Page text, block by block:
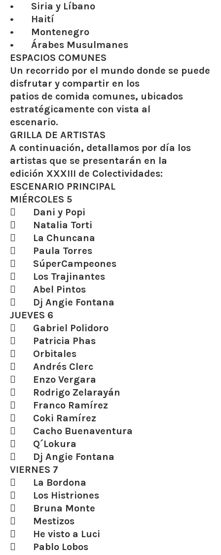
• Siria y Líbano
• Haití
• Montenegro
• Árabes Musulmanes
ESPACIOS COMUNES
Un recorrido por el mundo donde se puede
disfrutar y compartir en los
patios de comida comunes, ubicados
estratégicamente con vista al
escenario.
GRILLA DE ARTISTAS
A continuación, detallamos por día los
artistas que se presentarán en la
edición XXXIII de Colectividades:
ESCENARIO PRINCIPAL
MIÉRCOLES 5
 Dani y Popi
 Natalia Torti
 La Chuncana
 Paula Torres
 SúperCampeones
 Los Trajinantes
 Abel Pintos
 Dj Angie Fontana
JUEVES 6
 Gabriel Polidoro
 Patricia Phas
 Orbitales
 Andrés Clerc
 Enzo Vergara
 Rodrigo Zelarayán
 Franco Ramírez
 Coki Ramírez
 Cacho Buenaventura
 Q´Lokura
 Dj Angie Fontana
VIERNES 7
 La Bordona
 Los Histriones
 Bruna Monte
 Mestizos
 He visto a Luci
 Pablo Lobos